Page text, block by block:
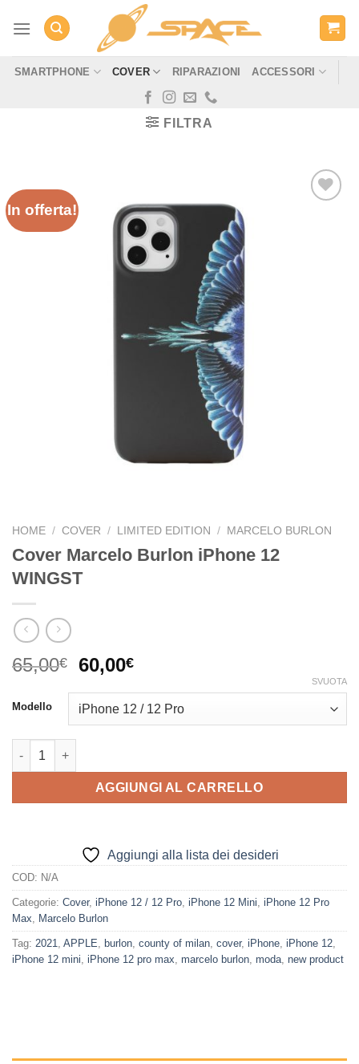
SMARTPHONE COVER RIPARAZIONI ACCESSORI
FILTRA
In offerta!
HOME / COVER / LIMITED EDITION / MARCELO BURLON
Cover Marcelo Burlon iPhone 12
WINGST
65,00€
Il
originale
era:
60,00€Il
attuale
è:
Modello
SVUOTA
Cover Marcelo Burlon iPhone 12 WINGST quantità
AGGIUNGI AL CARRELLO
Aggiungi alla lista dei desideri
COD: N/A
Categorie: Cover, iPhone 12 / 12 Pro, iPhone 12 Mini, iPhone 12 Pro
Max, Marcelo Burlon
Tag: 2021, APPLE, burlon, county of milan, cover, iPhone, iPhone 12,
iPhone 12 mini, iPhone 12 pro max, marcelo burlon, moda, new product